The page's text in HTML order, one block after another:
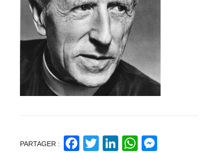
PARTAGER : Facebook
Twitter
LinkedIn
WhatsApp